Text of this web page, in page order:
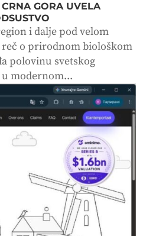
GORA UVELA
i dalje pod velom
o prirodnom biološkom
polovinu svetskog
modernom...